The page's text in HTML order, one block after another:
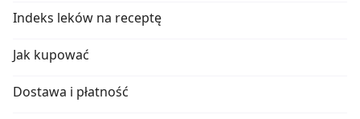
Indeks leków na receptę
Jak kupować
Dostawa i płatność